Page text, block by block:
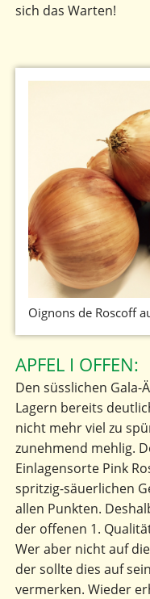
sich das Warten!
Oignons de Roscoff
APFEL I OFFEN:
Den süsslichen
Lagern bereits
nicht mehr viel zu
zunehmend mehlig.
Einlagensorte Pink
spritzig-säuerlichen
allen Punkten.
der offenen 1.
Wer aber nicht auf
der sollte dies auf
vermerken. Wieder